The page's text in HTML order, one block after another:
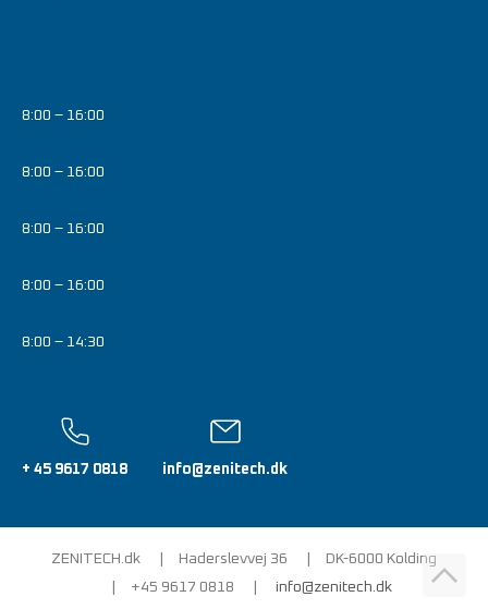
8:00 – 16:00
8:00 – 16:00
8:00 – 16:00
8:00 – 16:00
8:00 – 14:30
+ 45 9617 0818 info@zenitech.dk
ZENITECH.dk Haderslevvej 36
DK-6000 Kolding
+45 9617 0818
info@zenitech.dk